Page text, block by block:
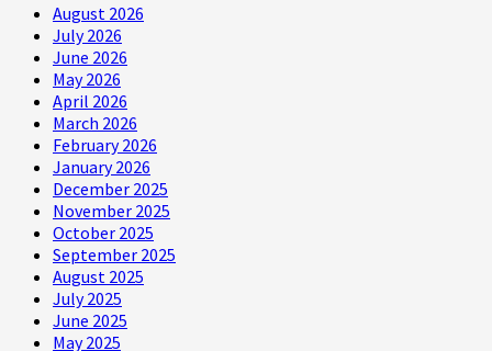
August 2026
July 2026
June 2026
May 2026
April 2026
March 2026
February 2026
January 2026
December 2025
November 2025
October 2025
September 2025
August 2025
July 2025
June 2025
May 2025